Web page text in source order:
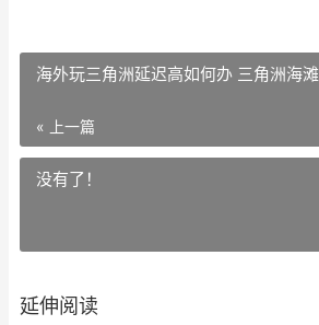
海外玩三角洲延迟高如何办 三角洲海滩
« 上一篇
没有了！
延伸阅读